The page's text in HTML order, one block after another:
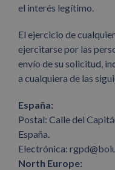
el interés legítimo.
El ejercicio de
ejercitarse por las
envío de su solicitud,
a cualquiera de las
España:
Postal: Calle del
España.
Electrónica:
North Europe: